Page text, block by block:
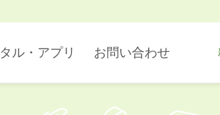
ル・アプリ お問い合わせ